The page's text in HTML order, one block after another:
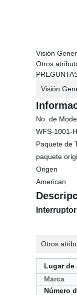
Visión
Otros
Visión
No. de
WFS-1001-H
Paquete de
paquete
Origen
American
Otros
Lugar de
Marca
Número